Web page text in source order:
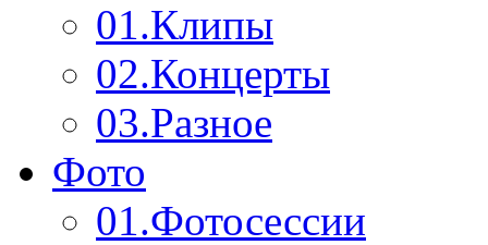
01.Клипы
02.Концерты
03.Разное
Фото
01.Фотосессии